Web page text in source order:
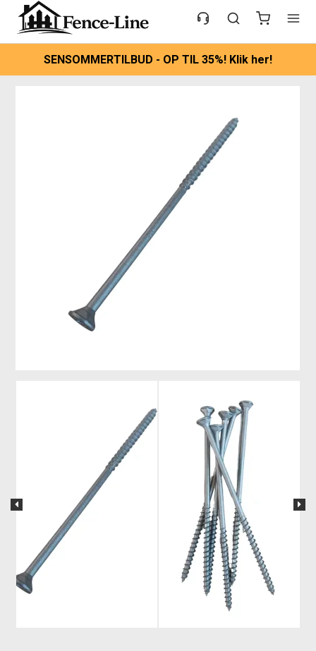
SENSOMMERTILBUD - OP TIL 35%! Klik her!